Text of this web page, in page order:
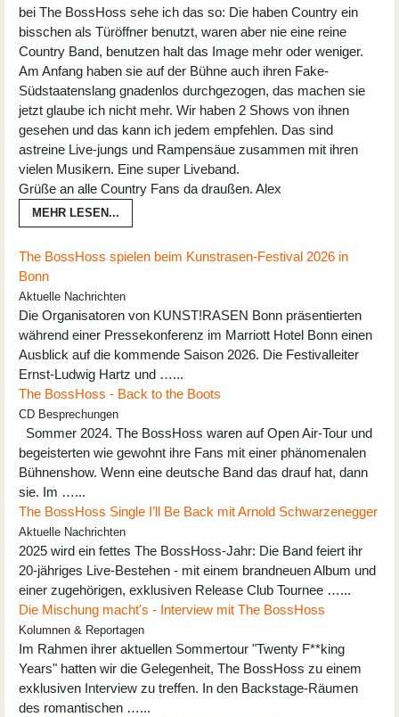
bei The BossHoss sehe ich das so: Die haben Country ein
bisschen als Türöffner benutzt, waren aber nie eine reine
Country Band, benutzen halt das Image mehr oder weniger.
Am Anfang haben sie auf der Bühne auch ihren Fake-
Südstaatenslang gnadenlos durchgezogen, das machen sie
jetzt glaube ich nicht mehr. Wir haben 2 Shows von ihnen
gesehen und das kann ich jedem empfehlen. Das sind
astreine Live-jungs und Rampensäue zusammen mit ihren
vielen Musikern. Eine super Liveband.
Grüße an alle Country Fans da draußen. Alex
MEHR LESEN...
The BossHoss spielen beim Kunstrasen-Festival 2026 in
Bonn
Aktuelle Nachrichten
Die Organisatoren von KUNST!RASEN Bonn präsentierten
während einer Pressekonferenz im Marriott Hotel Bonn einen
Ausblick auf die kommende Saison 2026. Die Festivalleiter
Ernst-Ludwig Hartz und …...
The BossHoss - Back to the Boots
CD Besprechungen
Sommer 2024. The BossHoss waren auf Open Air-Tour und
begeisterten wie gewohnt ihre Fans mit einer phänomenalen
Bühnenshow. Wenn eine deutsche Band das drauf hat, dann
sie. Im …...
The BossHoss Single I’ll Be Back mit Arnold Schwarzenegger
Aktuelle Nachrichten
2025 wird ein fettes The BossHoss-Jahr: Die Band feiert ihr
20-jähriges Live-Bestehen - mit einem brandneuen Album und
einer zugehörigen, exklusiven Release Club Tournee …...
Die Mischung macht's - Interview mit The BossHoss
Kolumnen & Reportagen
Im Rahmen ihrer aktuellen Sommertour "Twenty F**king
Years" hatten wir die Gelegenheit, The BossHoss zu einem
exklusiven Interview zu treffen. In den Backstage-Räumen
des romantischen …...